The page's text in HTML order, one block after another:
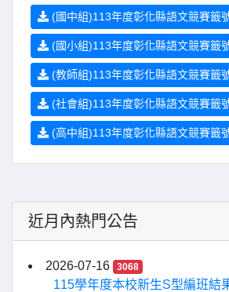
(國中組)113年度彰化縣語文競賽籤
(國小組)113年度彰化縣語文競賽籤
(教師組)113年度彰化縣語文競賽籤
(社會組)113年度彰化縣語文競賽籤
(高中組)113年度彰化縣語文競賽籤
近月內熱門公告
2026-07-16 3068
115學年度本校新生S型編班結